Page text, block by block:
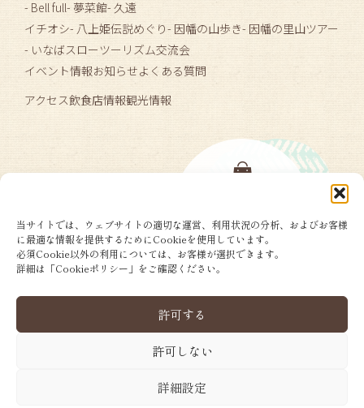
当サイトでは、ウェブサイトの適切な運営、利用状況の分析、およびお客様
に最適な情報を提供するためにCookieを使用しています。
必須Cookie以外の利用については、お客様が選択できます。
詳細は「Cookieポリシー」をご確認ください。
許可する
許可しない
詳細設定
- Bell full- 夢菜館- 久遠
イチオシ- 八上姫伝説めぐり- 因幡の山歩き- 因幡の里山ツアー
- いなばスローツーリズム交流会
イベント情報お知らせよくある質問
アクセス飲食店情報観光情報